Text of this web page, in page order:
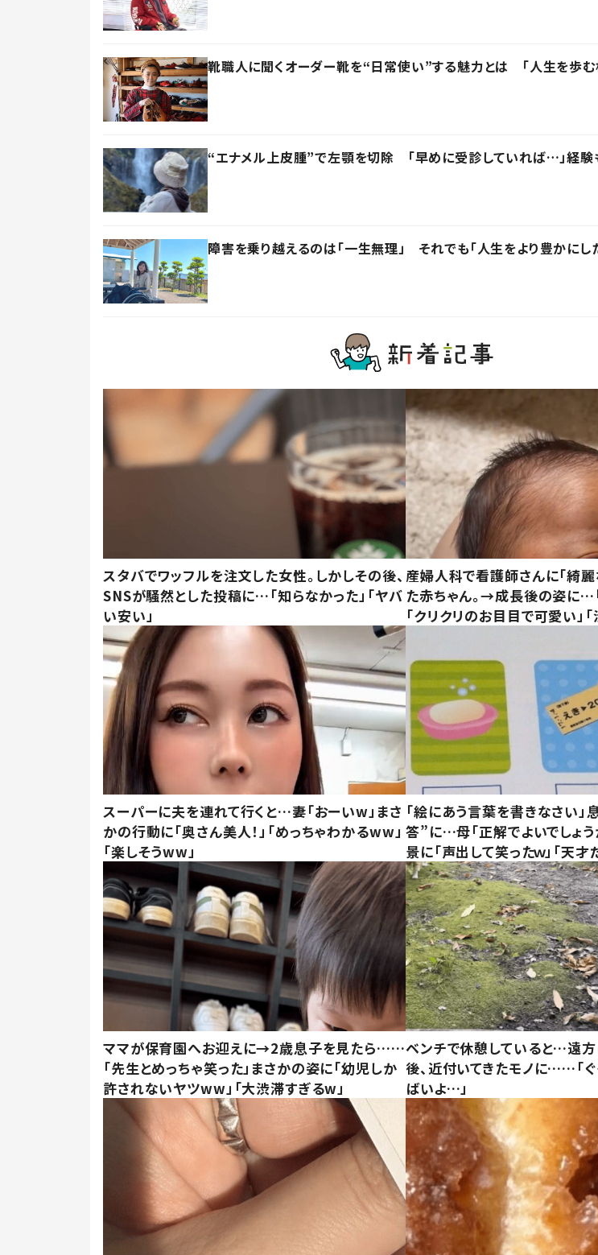
靴職人に聞くオーダー靴を“日常使い”する魅力とは 「人生を歩む
“エナメル上皮腫”で左顎を切除 「早めに受診していれば…」経験
障害を乗り越えるのは「一生無理」 それでも「人生をより豊かにし
スタバでワッフルを注文した女性。しかしその後、
SNSが騒然とした投稿に…「知らなかった」「ヤバ
い安い」
産婦人科で看護師さんに「綺
た赤ちゃん。→成長後の姿に…
「クリクリのお目目で可愛い」「
スーパーに夫を連れて行くと…妻「おーいw」まさ
かの行動に「奥さん美人！」「めっちゃわかるww」
「楽しそうww」
「絵にあう言葉を書きなさい
答”に…母「正解でよいでしょ
景に「声出して笑ったｗ」「天才
ママが保育園へお迎えに→2歳息子を見たら……
「先生とめっちゃ笑った」まさかの姿に「幼児しか
許されないヤツww」「大渋滞すぎるw」
ベンチで休憩していると…遠方
後、近付いてきたモノに……「ぐ
ばいよ…」